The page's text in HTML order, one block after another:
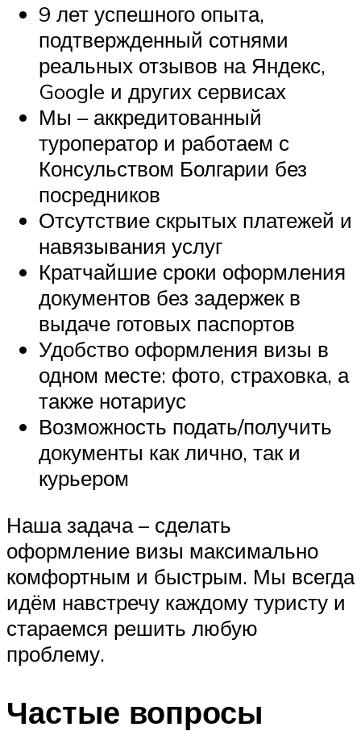
9 лет успешного опыта,
подтвержденный сотнями
реальных отзывов на Яндекс,
Google и других сервисах
Мы – аккредитованный
туроператор и работаем с
Консульством Болгарии без
посредников
Отсутствие скрытых платежей и
навязывания услуг
Кратчайшие сроки оформления
документов без задержек в
выдаче готовых паспортов
Удобство оформления визы в
одном месте: фото, страховка, а
также нотариус
Возможность подать/получить
документы как лично, так и
курьером
Наша задача – сделать
оформление визы максимально
комфортным и быстрым. Мы всегда
идём навстречу каждому туристу и
стараемся решить любую
проблему.
Частые вопросы